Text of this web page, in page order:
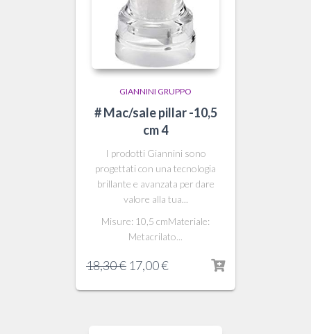
GIANNINI GRUPPO
# Mac/sale pillar -10,5
cm 4
I prodotti Giannini sono
progettati con una tecnologia
brillante e avanzata per dare
valore alla tua...
Misure: 10,5 cmMateriale:
Metacrilato...
18,30€ Il
originale
17,00€Il
attuale